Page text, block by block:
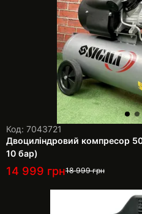
Код: 7043721
Двоциліндровий компресор
10 бар)
14 999 грн18 999грн